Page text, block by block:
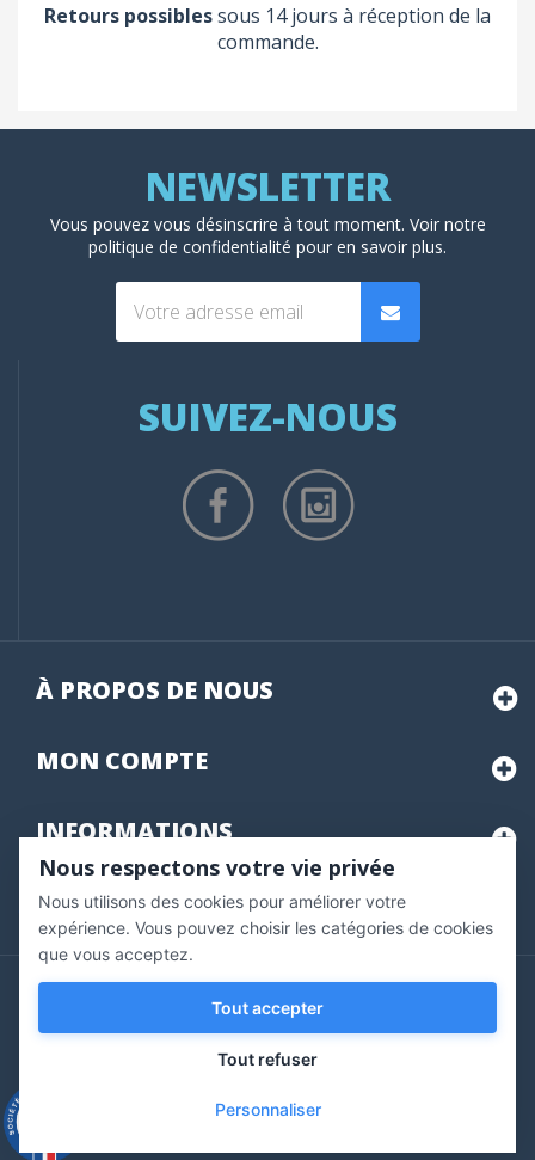
(1
Retours possiblessous 14 jours à réception de la
commande.
Vous pouvez vous désinscrire à tout moment. Voir notre
politique de confidentialité pour en savoir plus.
SUIVEZ-NOUS
À PROPOS DE NOUS
MON COMPTE
INFORMATIONS
Marchand approuvé par la Société des Avis Garantis,
pour vérifier .
Copyright © 2020 Vernazobres Grego - tous droits
réservés.
Nous respectons votre vie privée
Nous utilisons des cookies pour améliorer votre
expérience. Vous pouvez choisir les catégories de cookies
que vous acceptez.
Tout accepter
Tout refuser
Personnaliser